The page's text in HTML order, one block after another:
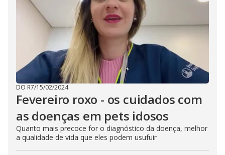
DO R7/15/02/2024
Fevereiro roxo - os cuidados com
as doenças em pets idosos
Quanto mais precoce for o diagnóstico da doença, melhor
a qualidade de vida que eles podem usufuir